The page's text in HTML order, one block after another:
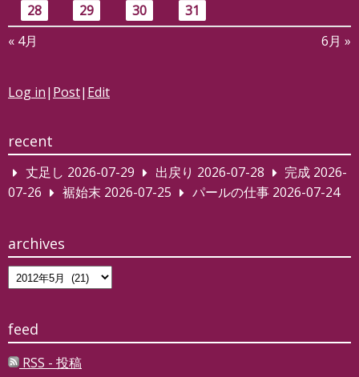
28
29 30
31
« 4月
6月 »
Log in| Post| Edit
recent
丈足し 2026-07-29 出戻り 2026-07-28 完成 2026-
07-26
裾始末 2026-07-25 パールの仕事 2026-07-24
archives
archives
feed
RSS - 投稿